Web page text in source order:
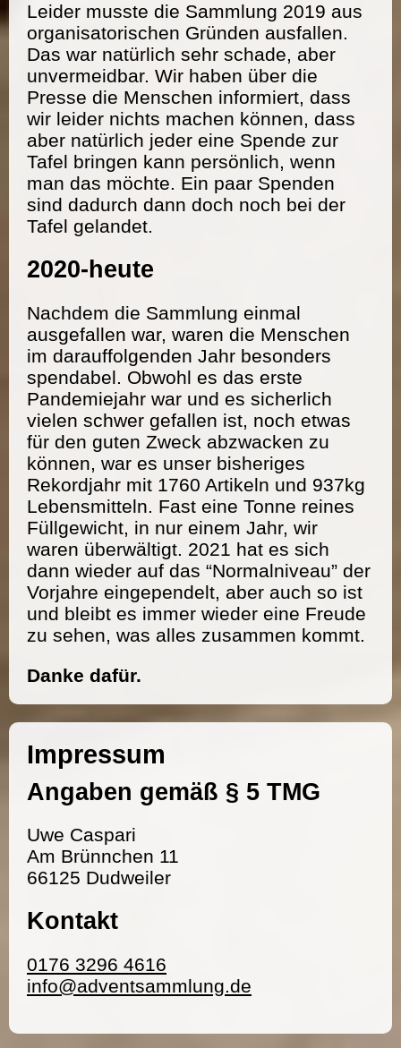
Leider musste die Sammlung 2019 aus
organisatorischen Gründen ausfallen.
Das war natürlich sehr schade, aber
unvermeidbar. Wir haben über die
Presse die Menschen informiert, dass
wir leider nichts machen können, dass
aber natürlich jeder eine Spende zur
Tafel bringen kann persönlich, wenn
man das möchte. Ein paar Spenden
sind dadurch dann doch noch bei der
Tafel gelandet.
2020-heute
Nachdem die Sammlung einmal
ausgefallen war, waren die Menschen
im darauffolgenden Jahr besonders
spendabel. Obwohl es das erste
Pandemiejahr war und es sicherlich
vielen schwer gefallen ist, noch etwas
für den guten Zweck abzwacken zu
können, war es unser bisheriges
Rekordjahr mit 1760 Artikeln und 937kg
Lebensmitteln. Fast eine Tonne reines
Füllgewicht, in nur einem Jahr, wir
waren überwältigt. 2021 hat es sich
dann wieder auf das “Normalniveau” der
Vorjahre eingependelt, aber auch so ist
und bleibt es immer wieder eine Freude
zu sehen, was alles zusammen kommt.
Danke dafür.
Impressum
Angaben gemäß § 5 TMG
Uwe Caspari
Am Brünnchen 11
66125 Dudweiler
Kontakt
0176 3296 4616
info@adventsammlung.de